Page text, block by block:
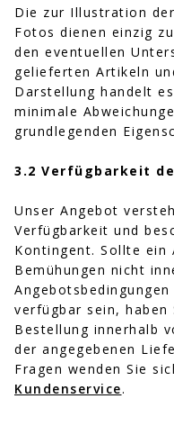
Die zur Illustration
Fotos dienen einzig
den eventuellen
gelieferten Artikeln
Darstellung handelt
minimale
grundlegenden
3.2 Verfügbarkeit
Unser Angebot
Verfügbarkeit und
Kontingent. Sollte
Bemühungen nicht
verfügbar sein,
Bestellung innerhalb
der angegebenen
Fragen wenden Sie
Kundenservice.